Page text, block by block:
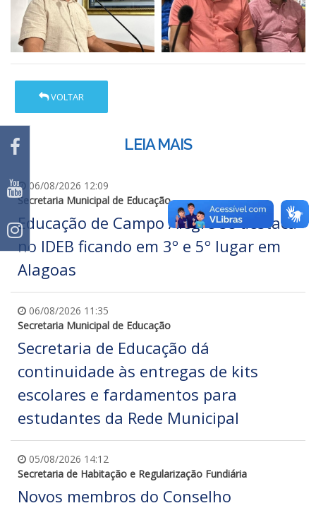
VOLTAR
LEIA MAIS
06/08/2026 12:09
Secretaria Municipal de Educação
Educação de Campo Alegre se destaca
no IDEB ficando em 3º e 5º lugar em
Alagoas
06/08/2026 11:35
Secretaria Municipal de Educação
Secretaria de Educação dá
continuidade às entregas de kits
escolares e fardamentos para
estudantes da Rede Municipal
05/08/2026 14:12
Secretaria de Habitação e Regularização Fundiária
Novos membros do Conselho